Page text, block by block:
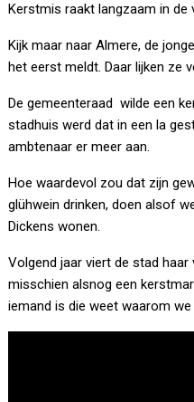
Kerstmis raakt langzaam in de
Kijk maar naar Almere, de
het eerst meldt. Daar lijken ze
De gemeenteraad wilde een
stadhuis werd dat in een la
ambtenaar er meer aan.
Hoe waardevol zou dat zijn
glühwein drinken, doen alsof
Dickens wonen.
Volgend jaar viert de stad
misschien alsnog een
iemand is die weet waarom